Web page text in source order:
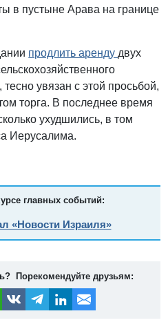
в пустыне Арава на границе
продлить аренду двух
увязан с этой просьбой,
торга. В последнее время
ухудшились, в том
Иерусалима.
главных событий:
«Новости Израиля»
Порекомендуйте друзьям: